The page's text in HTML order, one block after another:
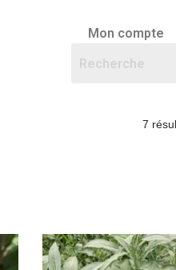
Mon compte
7